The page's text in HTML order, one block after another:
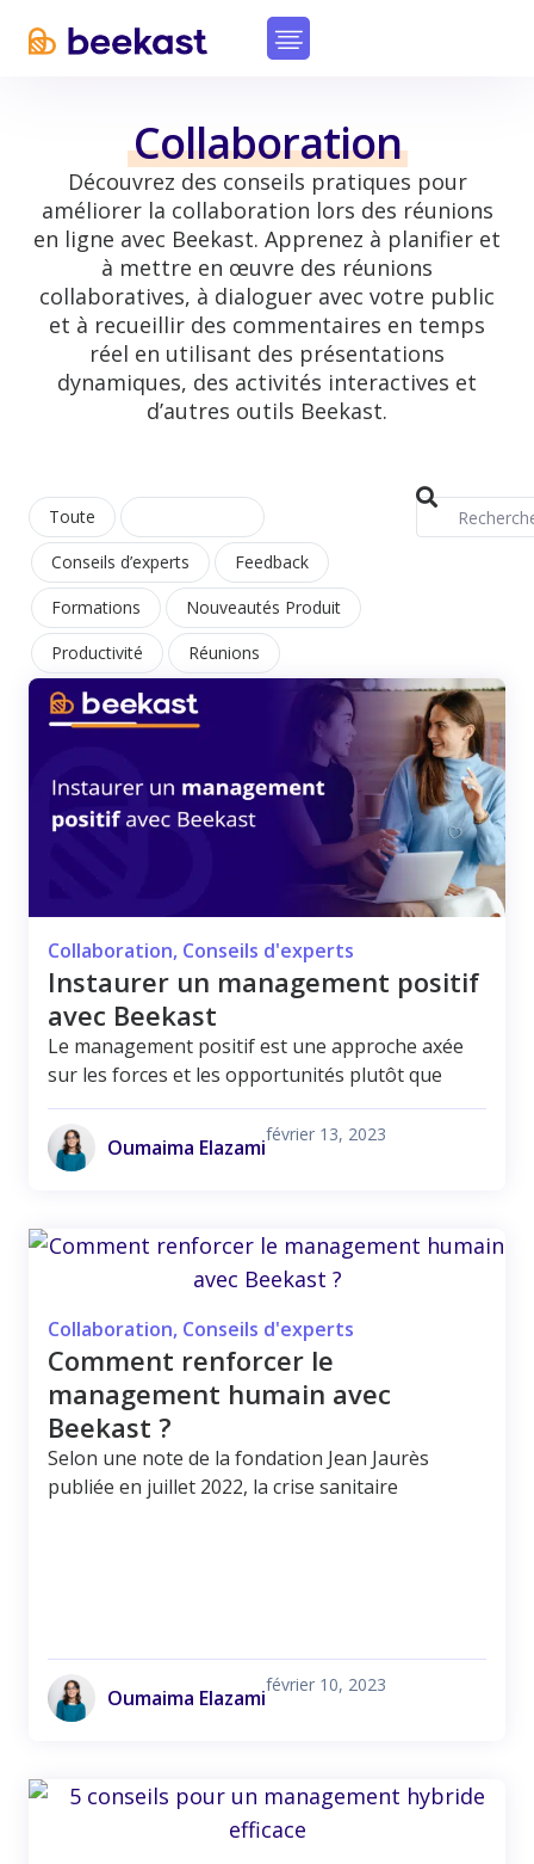
Collaboration
Découvrez des conseils pratiques pour
améliorer la collaboration lors des réunions
en ligne avec Beekast. Apprenez à planifier et
à mettre en œuvre des réunions
collaboratives, à dialoguer avec votre public
et à recueillir des commentaires en temps
réel en utilisant des présentations
dynamiques, des activités interactives et
d’autres outils Beekast.
Toute
Conseils d’experts
Feedback
Formations
Nouveautés Produit
Productivité
Réunions
Collaboration, Conseils d'experts
Instaurer un management positif
avec Beekast
Le management positif est une approche axée
sur les forces et les opportunités plutôt que
Oumaima Elazami
février 13, 2023
Collaboration, Conseils d'experts
Comment renforcer le
management humain avec
Beekast ?
Selon une note de la fondation Jean Jaurès
publiée en juillet 2022, la crise sanitaire
Oumaima Elazami
février 10, 2023